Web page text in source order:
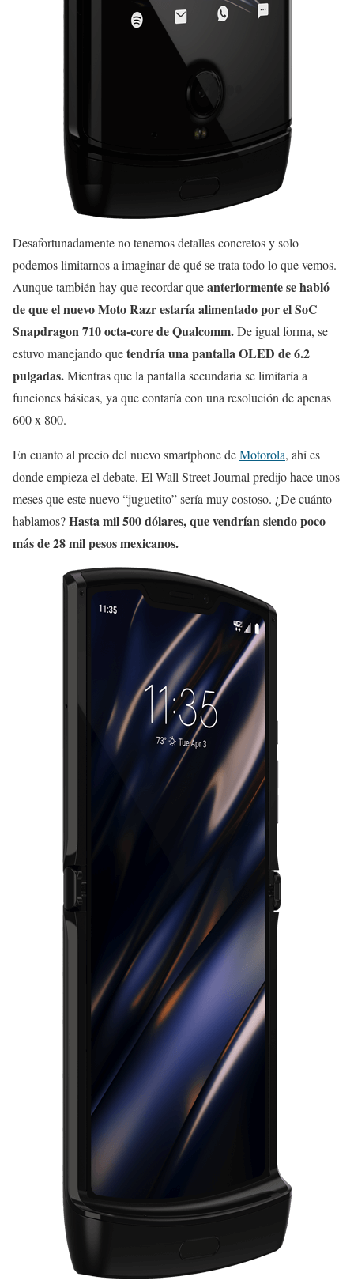
Desafortunadamente no tenemos detalles concretos y solo
podemos limitarnos a imaginar de qué se trata todo lo que vemos.
Aunque también hay que recordar queanteriormente se habló
de que el nuevo Moto Razr estaría alimentado por el SoC
Snapdragon 710 octa-core de Qualcomm.De igual forma, se
estuvo manejando quetendría una pantalla OLED de 6.2
pulgadas.Mientras que la pantalla secundaria se limitaría a
funciones básicas, ya que contaría con una resolución de apenas
600 x 800.
En cuanto al precio del nuevo smartphone deMotorola, ahí es
donde empieza el debate. El Wall Street Journal predijo hace unos
meses que este nuevo “juguetito” sería muy costoso. ¿De cuánto
hablamos?Hasta mil 500 dólares, que vendrían siendo poco
más de 28 mil pesos mexicanos.